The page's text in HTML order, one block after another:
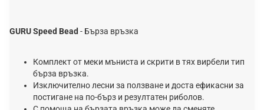
GURU Speed Bead - Бърза връзка
Комплект от меки мъниста и скрити в тях вирбели тип
бърза връзка.
Изключително лесни за ползване и доста ефикасни за
постигане на по-бърз и резултатен риболов.